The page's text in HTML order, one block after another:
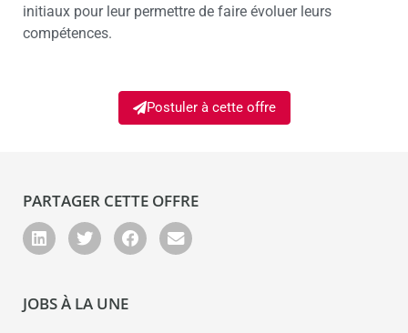
initiaux pour leur permettre de faire évoluer leurs
compétences.
Postuler à cette offre
PARTAGER CETTE OFFRE
JOBS À LA UNE